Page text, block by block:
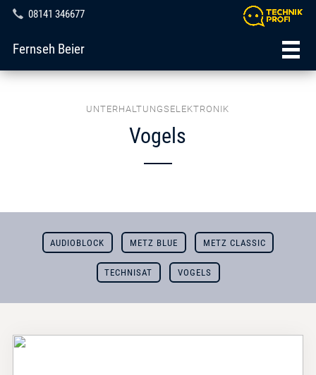
08141 346677
Fernseh Beier
UNTERHALTUNGSELEKTRONIK
Vogels
AUDIOBLOCK METZ BLUE METZ CLASSIC
TECHNISAT VOGELS